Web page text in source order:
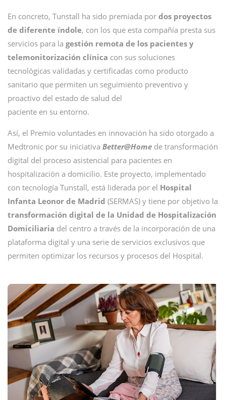
En concreto, Tunstall ha sido premiada por dos proyectos
de diferente índole, con los que esta compañía presta sus
servicios para la gestión remota de los pacientes y
telemonitorización clínica con sus soluciones
tecnológicas validadas y certificadas como producto
sanitario que permiten un seguimiento preventivo y
proactivo del estado de salud del
paciente en su entorno.
Así, el Premio voluntades en innovación ha sido otorgado a
Medtronic por su iniciativa Better@Home de transformación
digital del proceso asistencial para pacientes en
hospitalización a domicilio. Este proyecto, implementado
con tecnología Tunstall, está liderada por el Hospital
Infanta Leonor de Madrid (SERMAS) y tiene por objetivo la
transformación digital de la Unidad de Hospitalización
Domiciliaria del centro a través de la incorporación de una
plataforma digital y una serie de servicios exclusivos que
permiten optimizar los recursos y procesos del Hospital.